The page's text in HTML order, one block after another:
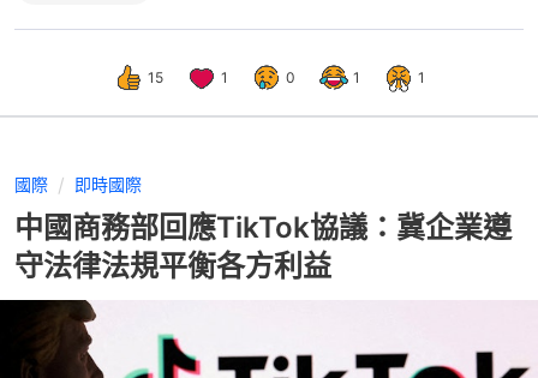
15 1 0 1 1
國際 即時國際
中國商務部回應TikTok協議：冀企業遵
守法律法規平衡各方利益